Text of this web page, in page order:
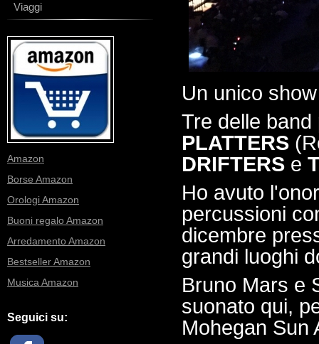
Un unico
Tre delle
PLATTERS
DRIFTERS e
Ho avuto
percussioni
dicembre
grandi luoghi
Bruno Mars e
suonato qui,
Mohegan Sun
Viaggi
Amazon
Borse Amazon
Orologi Amazon
Buoni regalo Amazon
Arredamento Amazon
Bestseller Amazon
Musica Amazon
Seguici su: